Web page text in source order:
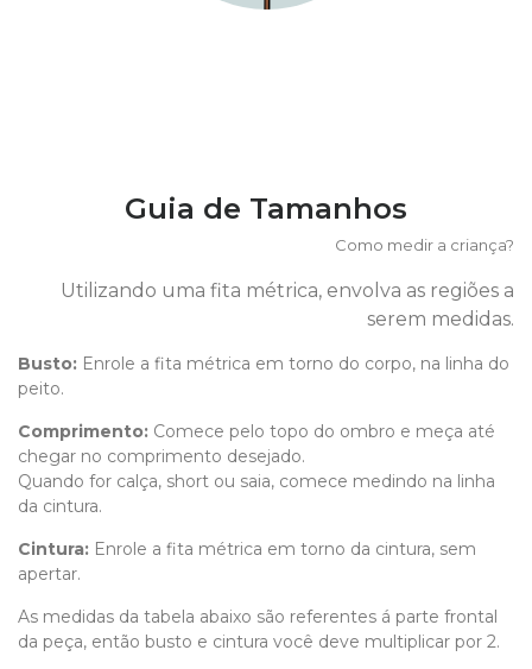
Guia de Tamanhos
Como medir a criança?
Utilizando uma fita métrica, envolva as regiões a
serem medidas.
Busto: Enrole a fita métrica em torno do corpo, na linha do
peito.
Comprimento: Comece pelo topo do ombro e meça até
chegar no comprimento desejado.
Quando for calça, short ou saia, comece medindo na linha
da cintura.
Cintura: Enrole a fita métrica em torno da cintura, sem
apertar.
As medidas da tabela abaixo são referentes á parte frontal
da peça, então busto e cintura você deve multiplicar por 2.